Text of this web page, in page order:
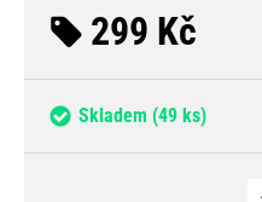
299 Kč
Skladem (49 ks)